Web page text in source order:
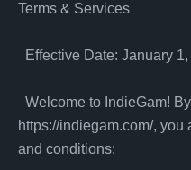
Terms & Services
https://indiegam.com/,
and conditions: